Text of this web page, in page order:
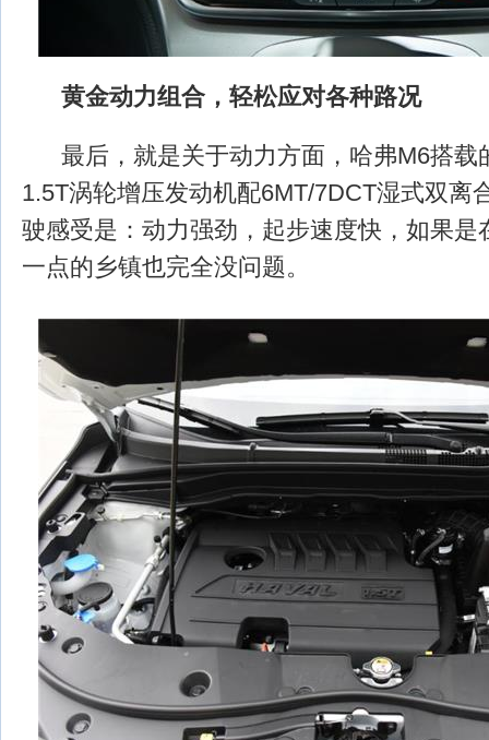
黄金动力组合，轻松应对各种路况
最后，就是关于动力方面，哈弗M6搭载
1.5T涡轮增压发动机配6MT/7DCT湿式双离
驶感受是：动力强劲，起步速度快，如果是
一点的乡镇也完全没问题。